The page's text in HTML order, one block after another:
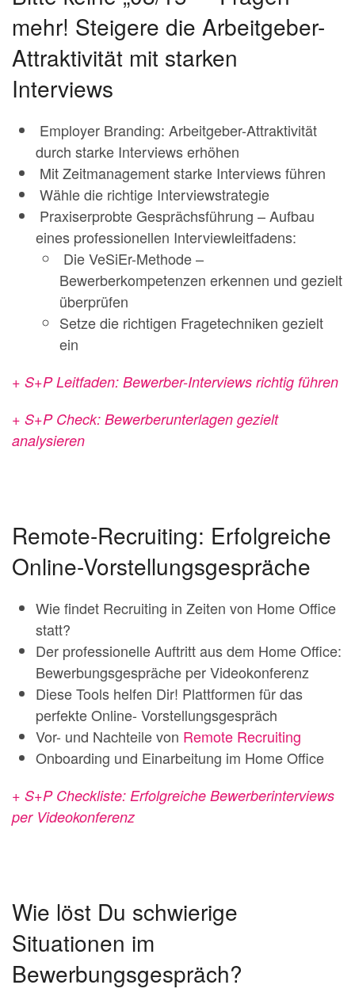
mehr! Steigere die Arbeitgeber-
Attraktivität mit starken
Interviews
Employer Branding: Arbeitgeber-Attraktivität
durch starke Interviews erhöhen
Mit Zeitmanagement starke Interviews führen
Wähle die richtige Interviewstrategie
Praxiserprobte Gesprächsführung – Aufbau
eines professionellen Interviewleitfadens:
Die VeSiEr-Methode –
Bewerberkompetenzen erkennen und gezielt
überprüfen
Setze die richtigen Fragetechniken gezielt
ein
+ S+P Leitfaden: Bewerber-Interviews richtig führen
+ S+P Check: Bewerberunterlagen gezielt
analysieren
Remote-Recruiting: Erfolgreiche
Online-Vorstellungsgespräche
Wie findet Recruiting in Zeiten von Home Office
statt?
Der professionelle Auftritt aus dem Home Office:
Bewerbungsgespräche per Videokonferenz
Diese Tools helfen Dir! Plattformen für das
perfekte Online- Vorstellungsgespräch
Vor- und Nachteile von Remote Recruiting
Onboarding und Einarbeitung im Home Office
+ S+P Checkliste: Erfolgreiche Bewerberinterviews
per Videokonferenz
Wie löst Du schwierige
Situationen im
Bewerbungsgespräch?